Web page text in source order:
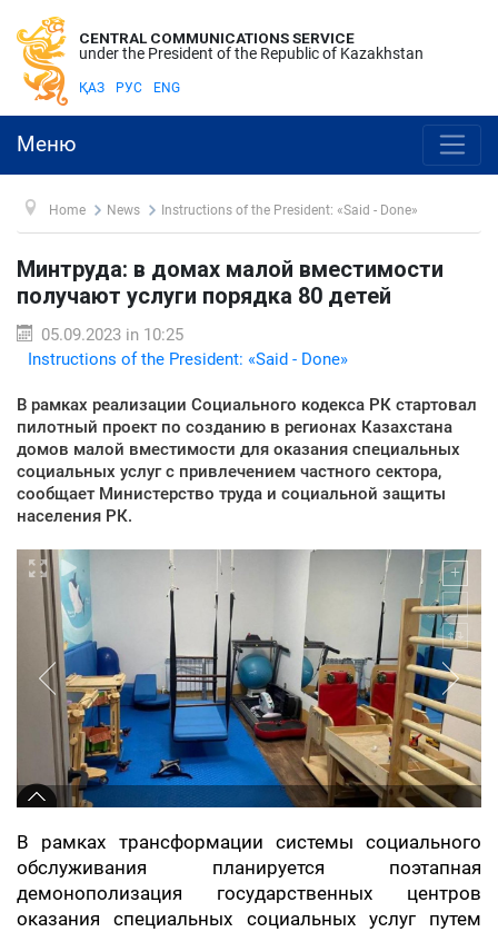
CENTRAL COMMUNICATIONS SERVICE
under the President of the Republic of Kazakhstan
ҚАЗ РУС ENG
Меню
Home News Instructions of the President: «Said - Done»
Минтруда: в домах малой вместимости
получают услуги порядка 80 детей
05.09.2023 in 10:25
Instructions of the President: «Said - Done»
В рамках реализации Социального кодекса РК стартовал
пилотный проект по созданию в регионах Казахстана
домов малой вместимости для оказания специальных
социальных услуг с привлечением частного сектора,
сообщает Министерство труда и социальной защиты
населения РК.
В рамках трансформации системы социального
обслуживания планируется поэтапная
демонополизация государственных центров
оказания специальных социальных услуг путем